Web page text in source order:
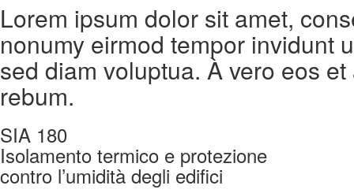
Lorem ipsum dolor sit amet,
nonumy eirmod tempor invidunt
sed diam voluptua. À vero eos
rebum.
SIA 180
Isolamento termico e protezione
contro l’umidità degli edifici